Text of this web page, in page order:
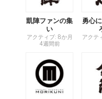
凱陣ファンの集
い
アクティブ: 8か月
4週間前
勇心
アクテ